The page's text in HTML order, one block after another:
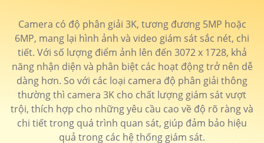
'
Camera có độ phân giải 3K, tương đương 5MP hoặc
6MP, mang lại hình ảnh và video giám sát sắc nét, chi
tiết. Với số lượng điểm ảnh lên đến 3072 x 1728, khả
năng nhận diện và phân biệt các hoạt động trở nên dễ
dàng hơn. So với các loại camera độ phân giải thông
thường thì camera 3K cho chất lượng giám sát vượt
trội, thích hợp cho những yêu cầu cao về độ rõ ràng và
chi tiết trong quá trình quan sát, giúp đảm bảo hiệu
quả trong các hệ thống giám sát.